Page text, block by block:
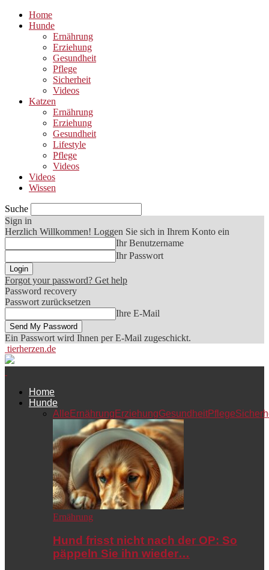
Home
Hunde
Ernährung
Erziehung
Gesundheit
Pflege
Sicherheit
Videos
Katzen
Ernährung
Erziehung
Gesundheit
Lifestyle
Pflege
Videos
Videos
Wissen
Suche
Sign in
Herzlich Willkommen! Loggen Sie sich in Ihrem Konto ein
Ihr Benutzername
Ihr Passwort
Forgot your password? Get help
Password recovery
Passwort zurücksetzen
Ihre E-Mail
Ein Passwort wird Ihnen per E-Mail zugeschickt.
tierherzen.de
Home
Hunde
Alle Ernährung ErziehungGesundheitPflege
Ernährung
Hund frisst nicht nach der OP: So
päppeln Sie ihn wieder…